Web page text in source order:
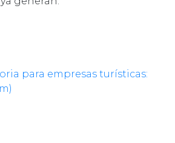
para empresas turísticas: